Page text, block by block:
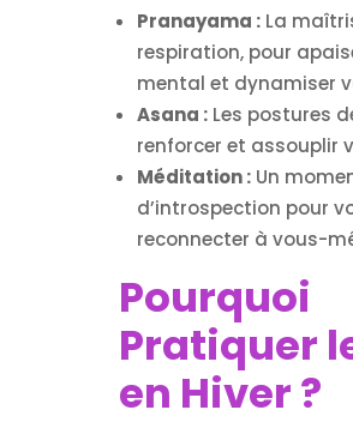
Pranayama :La
respiration, pour
mental et dynamiser
Asana :Les postures
renforcer et assouplir
Méditation :Un
d’introspection pour
reconnecter à vous-
Pourquoi
Pratiquer
en Hiver ?